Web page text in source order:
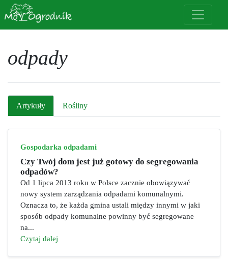
odpady
Artykuły Rośliny
Gospodarka odpadami
Czy Twój dom jest już gotowy do segregowania
odpadów?
Od 1 lipca 2013 roku w Polsce zacznie obowiązywać
nowy system zarządzania odpadami komunalnymi.
Oznacza to, że każda gmina ustali między innymi w jaki
sposób odpady komunalne powinny być segregowane
na...
Czytaj dalej